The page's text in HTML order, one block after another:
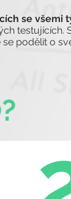
se všemi
testujících.
podělit o